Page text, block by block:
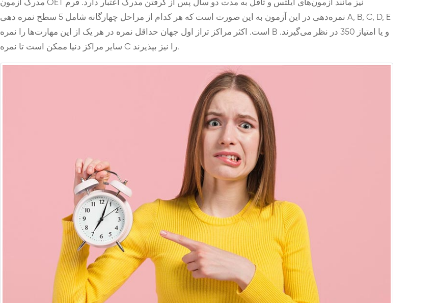
مدرک آزمون OET نیز مانند آزمون‌های آیلتس و تافل به مدت دو سال پس از گرفتن مدرک اعتبار دارد. فرم
نمره‌‌دهی در این آزمون به این صورت است که هر کدام از مراحل چهارگانه شامل 5 سطح نمره دهی A, B, C, D, E
است. اکثر مراکز تراز اول جهان حداقل نمره در هر یک از این مهارت‌ها را نمره B و یا امتیاز 350 در نظر می‌گیرند.
سایر مراکز دنیا ممکن است تا نمره C را نیز بپذیرند.